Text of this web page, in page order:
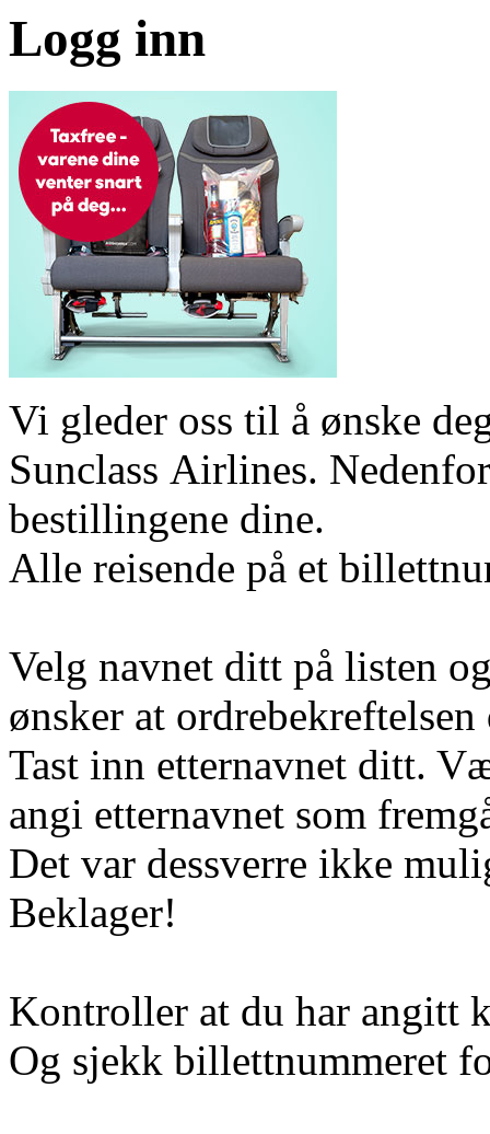
Logg inn
Vi gleder oss til å ønske
Sunclass Airlines.
bestillingene dine.
Alle reisende på et
Velg navnet ditt på listen
ønsker at
Tast inn etternavnet ditt.
angi etternavnet som
Det var dessverre ikke
Beklager!
Kontroller at du har angitt
Og sjekk billettnummeret